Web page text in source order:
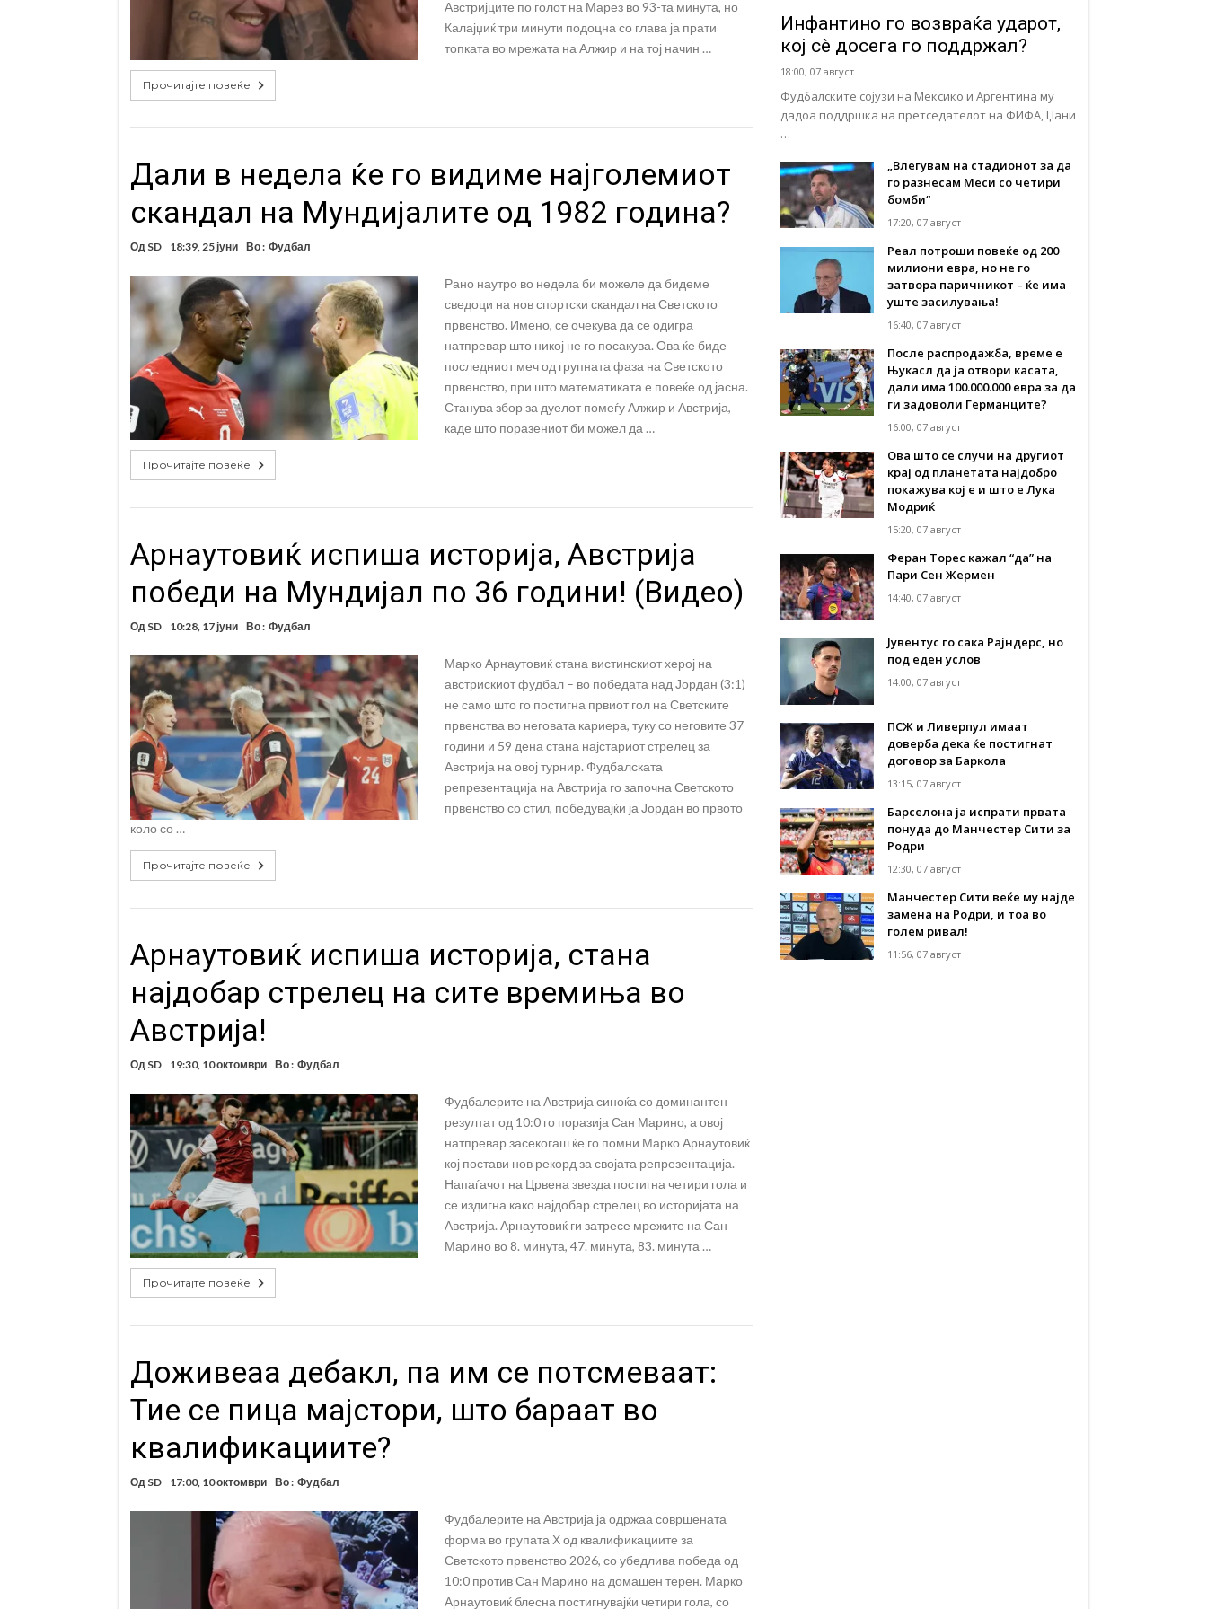
Австријците по голот на Марез во 93-та минута, но
Калајџиќ три минути подоцна со глава ја прати
топката во мрежата на Алжир и на тој начин …
Прочитајте повеќе
Дали в недела ќе го видиме најголемиот
скандал на Мундијалите од 1982 година?
Од SD 18:39, 25 јуни Во : Фудбал
Рано наутро во недела би можеле да бидеме
сведоци на нов спортски скандал на Светското
првенство. Имено, се очекува да се одигра
натпревар што никој не го посакува. Ова ќе биде
последниот меч од групната фаза на Светското
првенство, при што математиката е повеќе од јасна.
Станува збор за дуелот помеѓу Алжир и Австрија,
каде што поразениот би можел да …
Прочитајте повеќе
Арнаутовиќ испиша историја, Австрија
победи на Мундијал по 36 години! (Видео)
Од SD 10:28, 17 јуни Во : Фудбал
Марко Арнаутовиќ стана вистинскиот херој на
австрискиот фудбал – во победата над Јордан (3:1)
не само што го постигна првиот гол на Светските
првенства во неговата кариера, туку со неговите 37
години и 59 дена стана најстариот стрелец за
Австрија на овој турнир. Фудбалската
репрезентација на Австрија го започна Светското
првенство со стил, победувајќи ја Јордан во првото
коло со …
Прочитајте повеќе
Арнаутовиќ испиша историја, стана
најдобар стрелец на сите времиња во
Австрија!
Од SD 19:30, 10 октомври Во : Фудбал
Фудбалерите на Австрија синоќа со доминантен
резултат од 10:0 го поразија Сан Марино, а овој
натпревар засекогаш ќе го помни Марко Арнаутовиќ
кој постави нов рекорд за својата репрезентација.
Напаѓачот на Црвена звезда постигна четири гола и
се издигна како најдобар стрелец во историјата на
Австрија. Арнаутовиќ ги затресе мрежите на Сан
Марино во 8. минута, 47. минута, 83. минута …
Прочитајте повеќе
Доживеаа дебакл, па им се потсмеваат:
Тие се пица мајстори, што бараат во
квалификациите?
Од SD 17:00, 10 октомври Во : Фудбал
Фудбалерите на Австрија ја одржаа совршената
форма во групата Х од квалификациите за
Светското првенство 2026, со убедлива победа од
10:0 против Сан Марино на домашен терен. Марко
Арнаутовиќ блесна постигнувајќи четири гола, со
Инфантино го возвраќа ударот,
кој сè досега го поддржал?
18:00, 07 август
Фудбалските сојузи на Мексико и Аргентина му
дадоа поддршка на претседателот на ФИФА, Џани
…
„Влегувам на стадионот за да
го разнесам Меси со четири
бомби“
17:20, 07 август
Реал потроши повеќе од 200
милиони евра, но не го
затвора паричникот – ќе има
уште засилувања!
16:40, 07 август
После распродажба, време е
Њукасл да ја отвори касата,
дали има 100.000.000 евра за да
ги задоволи Германците?
16:00, 07 август
Ова што се случи на другиот
крај од планетата најдобро
покажува кој е и што е Лука
Модриќ
15:20, 07 август
Феран Торес кажал “да” на
Пари Сен Жермен
14:40, 07 август
Јувентус го сака Рајндерс, но
под еден услов
14:00, 07 август
ПСЖ и Ливерпул имаат
доверба дека ќе постигнат
договор за Баркола
13:15, 07 август
Барселона ја испрати првата
понуда до Манчестер Сити за
Родри
12:30, 07 август
Манчестер Сити веќе му најде
замена на Родри, и тоа во
голем ривал!
11:56, 07 август